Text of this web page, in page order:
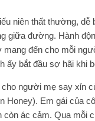
niên thất thường,
giữa đường. Hành
đến cho mỗi
ấy bắt đầu sợ hãi khi
người mẹ say xỉn
Honey). Em gái của
còn ác cảm. Qua mỗi